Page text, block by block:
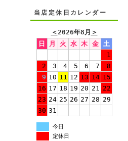
当店定休日カレンダー
＜2026年8月 ＞
日
月 火 水 木 金
土
1
2
3 4 5 6 7
8
9 10 11 12 13 14 15
16 17 18 19 20 21 22
23 24 25 26 27 28 29
30 31
今日
定休日